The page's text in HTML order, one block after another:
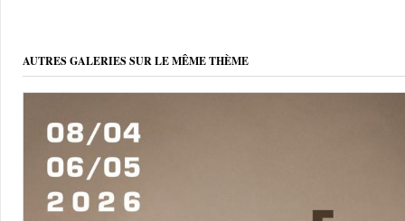
AUTRES GALERIES SUR LE MÊME THÈME